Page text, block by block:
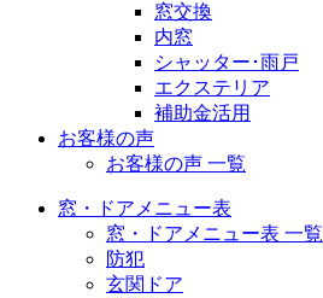
窓交換
内窓
シャッター･雨戸
エクステリア
補助金活用
お客様の声
お客様の声 一覧
窓・ドアメニュー表
窓・ドアメニュー表 一覧
防犯
玄関ドア